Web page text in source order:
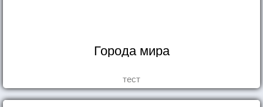
Города мира
тест